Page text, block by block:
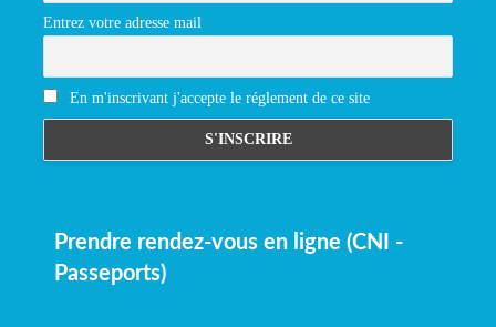
Entrez votre adresse mail
En m'inscrivant j'accepte le réglement de ce site
Prendre rendez-vous en ligne (CNI -
Passeports)